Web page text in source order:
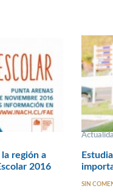
región a
2016
SIN